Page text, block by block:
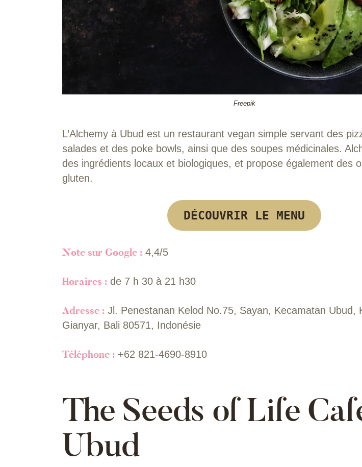
Freepik
L’Alchemy à Ubud est un restaurant vegan simple servant des
salades et des poke bowls, ainsi que des soupes médicinales.
des ingrédients locaux et biologiques, et propose également des
gluten.
DÉCOUVRIR LE MENU
Note sur Google : 4,4/5
Horaires : de 7 h 30 à 21 h30
Adresse : Jl. Penestanan Kelod No.75, Sayan, Kecamatan Ubud,
Gianyar, Bali 80571, Indonésie
Téléphone : +62 821-4690-8910
The Seeds of Life
Ubud